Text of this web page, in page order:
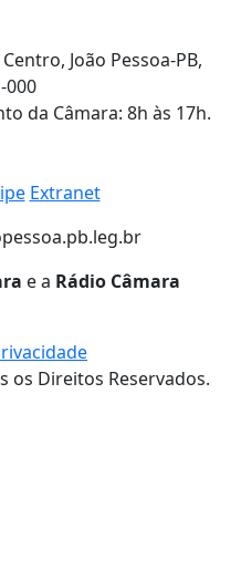
João Pessoa-PB,
000
da Câmara: 8h às 17h.
Extranet
e a Rádio Câmara
os Direitos Reservados.